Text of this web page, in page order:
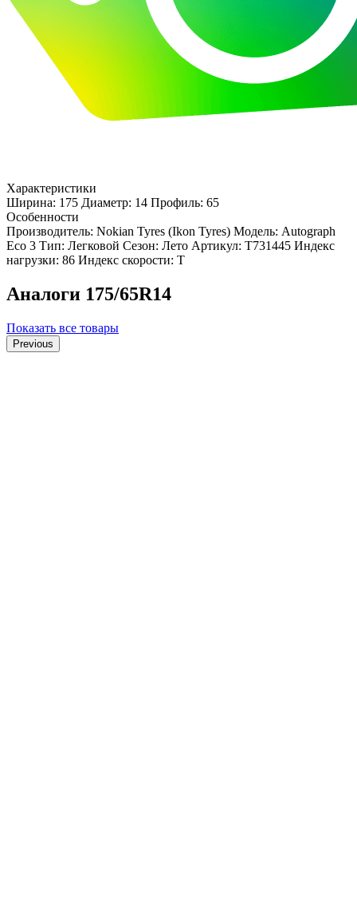
Характеристики
Ширина: 175 Диаметр: 14 Профиль: 65
Особенности
Производитель: Nokian Tyres (Ikon Tyres) Модель: Autograph
Eco 3 Тип: Легковой Сезон: Лето Артикул: T731445 Индекс
нагрузки: 86 Индекс скорости: T
Аналоги 175/65R14
Показать все товары
Previous